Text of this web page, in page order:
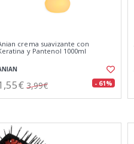
crema suavizante con
y Pantenol 1000ml
3,99€ - 61%